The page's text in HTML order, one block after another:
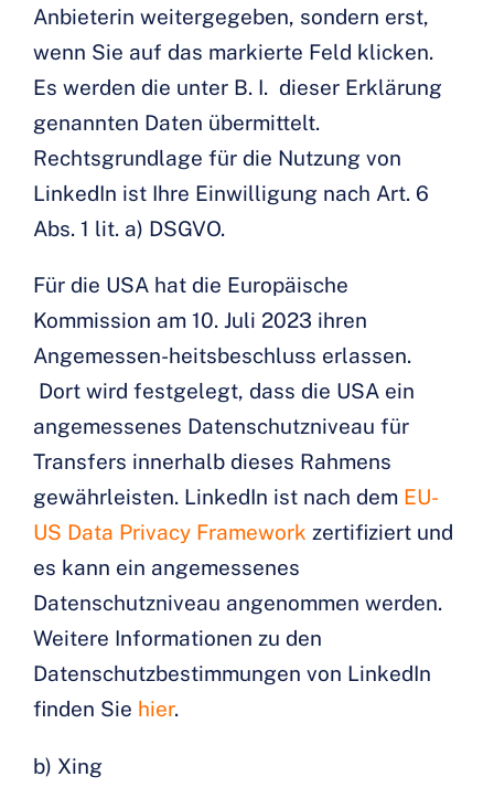
Anbieterin weitergegeben, sondern erst,
wenn Sie auf das markierte Feld klicken.
Es werden die unter B. I. dieser Erklärung
genannten Daten übermittelt.
Rechtsgrundlage für die Nutzung von
LinkedIn ist Ihre Einwilligung nach Art. 6
Abs. 1 lit. a) DSGVO.
Für die USA hat die Europäische
Kommission am 10. Juli 2023 ihren
Angemessen-heitsbeschluss erlassen.
Dort wird festgelegt, dass die USA ein
angemessenes Datenschutzniveau für
Transfers innerhalb dieses Rahmens
gewährleisten. LinkedIn ist nach dem EU-
US Data Privacy Framework zertifiziert und
es kann ein angemessenes
Datenschutzniveau angenommen werden.
Weitere Informationen zu den
Datenschutzbestimmungen von LinkedIn
finden Sie hier.
b) Xing